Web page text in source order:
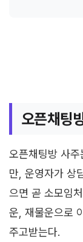
오픈채팅
오픈채팅방 사
만, 운영자가 상
으면 곧 소모임
운, 재물운으로
주고받는다.